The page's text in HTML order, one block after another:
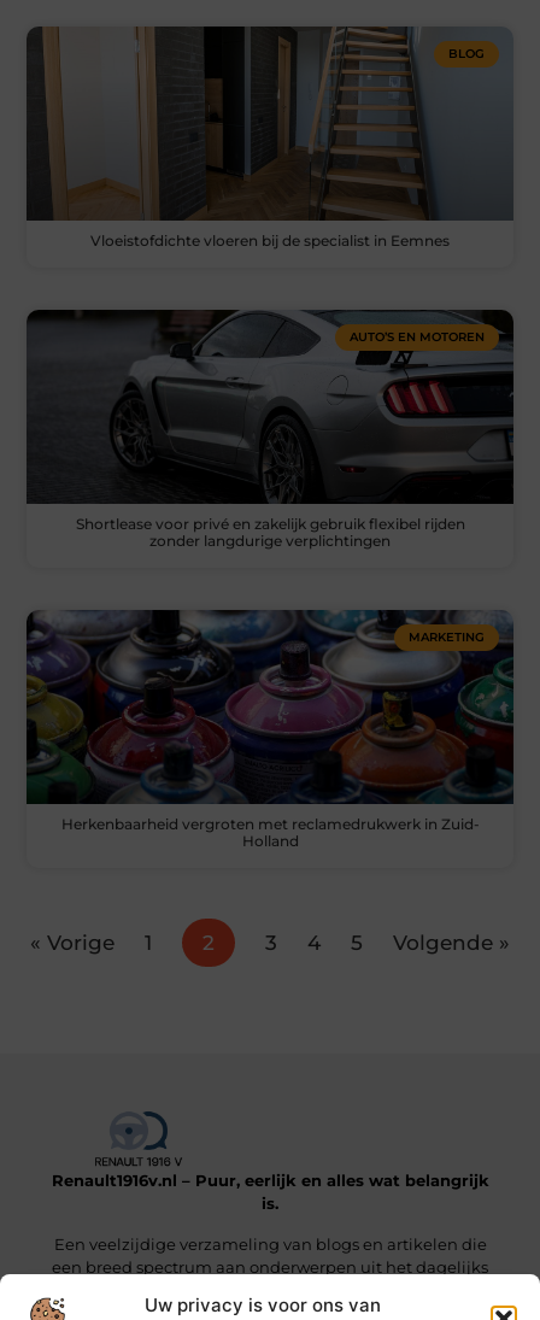
Uw privacy is voor ons van
BLOG
Vloeistofdichte vloeren bij de specialist in Eemnes
AUTO’S EN MOTOREN
Shortlease voor privé en zakelijk gebruik flexibel rijden
zonder langdurige verplichtingen
MARKETING
Herkenbaarheid vergroten met reclamedrukwerk in Zuid-
Holland
« Vorige 1 2 3 4 5 Volgende »
Renault1916v.nl – Puur, eerlijk en alles wat belangrijk
is.
Een veelzijdige verzameling van blogs en artikelen die
een breed spectrum aan onderwerpen uit het dagelijks